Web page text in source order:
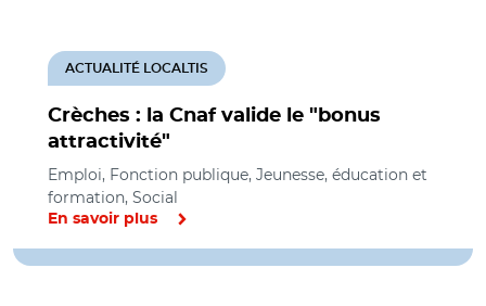
Crèches : la Cnaf valide le "bonus
attractivité"
ACTUALITÉ LOCALTIS
Emploi, Fonction publique, Jeunesse, éducation et
formation, Social
En savoir plus